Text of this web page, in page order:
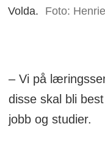
Volda.
Foto:
– Vi på
disse skal bli
jobb og studier.